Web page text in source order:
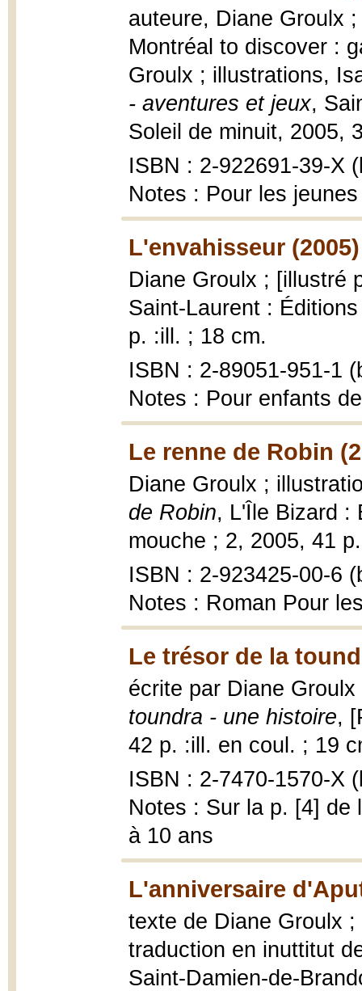
auteure, Diane Groulx
Montréal to discover :
Groulx ; illustrations,
- aventures et jeux,
Soleil de minuit, 2005,
ISBN : 2-922691-39-X
Notes : Pour les
L'envahisseur (2005)
Diane Groulx ; [illustré
Saint-Laurent :
p. :ill. ; 18 cm.
ISBN : 2-89051-951-1
Notes : Pour enfants
Le renne de Robin
Diane Groulx ;
de Robin, L'Île Bizard :
mouche ; 2, 2005, 41
ISBN : 2-923425-00-6
Notes : Roman Pour
Le trésor de la
écrite par Diane
toundra - une histoire,
42 p. :ill. en coul. ; 19
ISBN : 2-7470-1570-X
Notes : Sur la p. [4] de
à 10 ans
L'anniversaire
texte de Diane Groulx
traduction en inuttitut
Saint-Damien-de-